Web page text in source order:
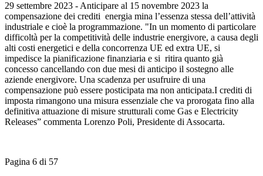
29 settembre 2023 - Anticipare al 15 novembre 2023 la
compensazione dei crediti energia mina l’essenza stessa dell’attività
industriale e cioè la programmazione. "In un momento di particolare
difficoltà per la competitività delle industrie energivore, a causa degli
alti costi energetici e della concorrenza UE ed extra UE, si
impedisce la pianificazione finanziaria e si ritira quanto già
concesso cancellando con due mesi di anticipo il sostegno alle
aziende energivore. Una scadenza per usufruire di una
compensazione può essere posticipata ma non anticipata.I crediti di
imposta rimangono una misura essenziale che va prorogata fino alla
definitiva attuazione di misure strutturali come Gas e Electricity
Releases” commenta Lorenzo Poli, Presidente di Assocarta.
Pagina 6 di 57